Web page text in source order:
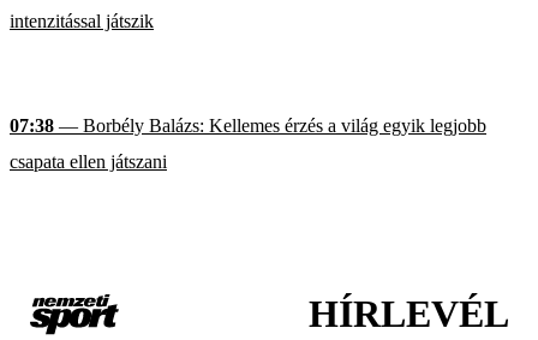
intenzitással játszik
07:38 — Borbély Balázs: Kellemes érzés a világ egyik legjobb
csapata ellen játszani
HÍRLEVÉL